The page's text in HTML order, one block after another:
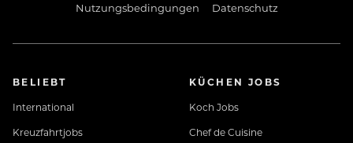
Firmenradl
Nutzungsbedingungen
Datenschutz
BELIEBT
International
Kreuzfahrtjobs
KÜCHEN JOBS
Koch Jobs
Chef de Cuisine